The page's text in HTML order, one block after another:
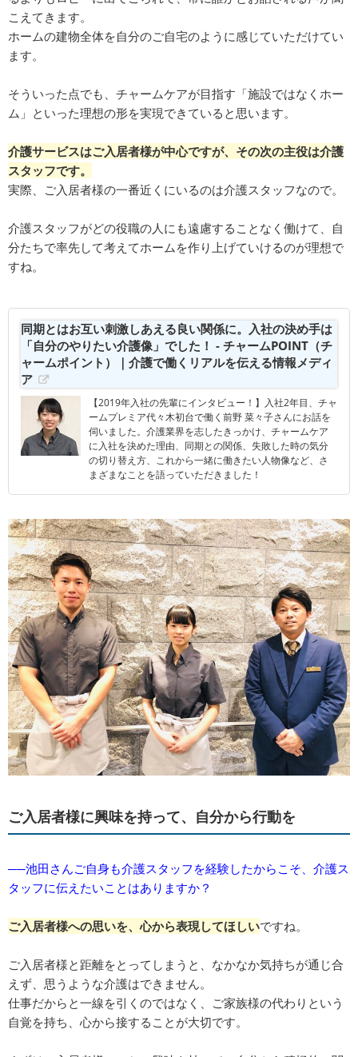
こえてきます。
ホームの建物全体を自分のご自宅のように感じていただけてい
ます。
そういった点でも、チャームケアが目指す「施設ではなくホー
ム」といった理想の形を実現できていると思います。
介護サービスはご入居者様が中心ですが、その次の主役は介護
スタッフです。
実際、ご入居者様の一番近くにいるのは介護スタッフなので。
介護スタッフがどの役職の人にも遠慮することなく働けて、自
分たちで率先して考えてホームを作り上げていけるのが理想で
すね。
同期とはお互い刺激しあえる良い関係に。入社の決め手は
「自分のやりたい介護像」でした！ - チャームPOINT（チ
ャームポイント）｜介護で働くリアルを伝える情報メディ
ア
【2019年入社の先輩にインタビュー！】入社2年目、チャ
ームプレミア代々木初台で働く前野 菜々子さんにお話を
伺いました。介護業界を志したきっかけ、チャームケア
に入社を決めた理由、同期との関係、失敗した時の気分
の切り替え方、これから一緒に働きたい人物像など、さ
まざまなことを語っていただきました！
ご入居者様に興味を持って、自分から行動を
──池田さんご自身も介護スタッフを経験したからこそ、介護ス
タッフに伝えたいことはありますか？
ご入居者様への思いを、心から表現してほしいですね。
ご入居者様と距離をとってしまうと、なかなか気持ちが通じ合
えず、思うような介護はできません。
仕事だからと一線を引くのではなく、ご家族様の代わりという
自覚を持ち、心から接することが大切です。